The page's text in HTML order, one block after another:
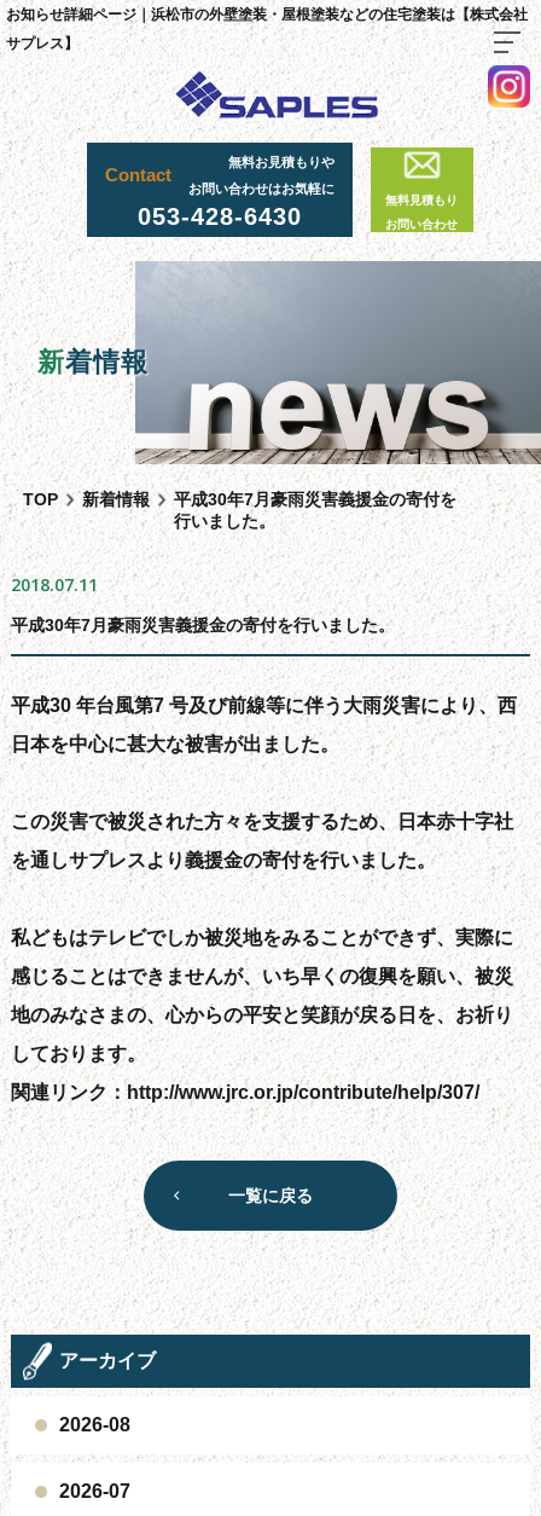
お知らせ詳細ページ｜浜松市の外壁塗装・屋根塗装などの住宅塗装は【株式会社
サプレス】
Contact
無料お見積もりや
お問い合わせはお気軽に
053-428-6430
無料見積もり
お問い合わせ
新着情報
TOP 新着情報
平成30年7月豪雨災害義援金の寄付を
行いました。
TOP
料金・施工までの流れ
サプレスが選ばれる理由
外壁・屋根塗装工事
足場工事について
採用情報
足場実績
資材置場について
先輩社員の声
スタッフ紹介
よくある質問
会社概要
無料お見積もり
お問い合わせフォーム
サイトマップ
シーリング工事について
新着情報
ブログ
2018.07.11
平成30年7月豪雨災害義援金の寄付を行いました。
平成30 年台風第7 号及び前線等に伴う大雨災害により、西
日本を中心に甚大な被害が出ました。
この災害で被災された方々を支援するため、日本赤十字社
を通しサプレスより義援金の寄付を行いました。
私どもはテレビでしか被災地をみることができず、実際に
感じることはできませんが、いち早くの復興を願い、被災
地のみなさまの、心からの平安と笑顔が戻る日を、お祈り
しております。
関連リンク：http://www.jrc.or.jp/contribute/help/307/
一覧に戻る
アーカイブ
2026-08
2026-07